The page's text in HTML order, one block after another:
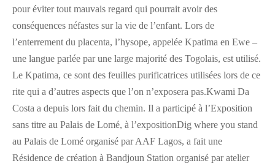
pour éviter tout mauvais regard qui pourrait avoir des
conséquences néfastes sur la vie de l’enfant. Lors de
l’enterrement du placenta, l’hysope, appelée Kpatima en Ewe –
une langue parlée par une large majorité des Togolais, est utilisé.
Le Kpatima, ce sont des feuilles purificatrices utilisées lors de ce
rite qui a d’autres aspects que l’on n’exposera pas.Kwami Da
Costa a depuis lors fait du chemin. Il a participé à l’Exposition
sans titre au Palais de Lomé, à l’expositionDig where you stand
au Palais de Lomé organisé par AAF Lagos, a fait une
Résidence de création à Bandjoun Station organisé par atelier